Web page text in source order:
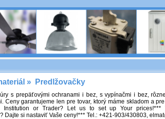
» Predlžovačky
s prepäťovými ochranami i bez, s vypínačmi i bez,
Ceny garantujeme len pre tovar, ktorý máme skladom a
or Trader? Let us to set up Your prices!***
Dajte si nastaviť Vaše ceny!*** Tel.: +421-903/430803,